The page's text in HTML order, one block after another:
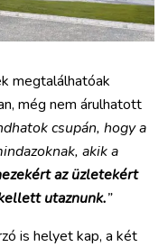
megtalálhatóak
még nem árulhatott
csupán, hogy a
akik a
az üzletekért
utaznunk.”
is helyet kap, a két